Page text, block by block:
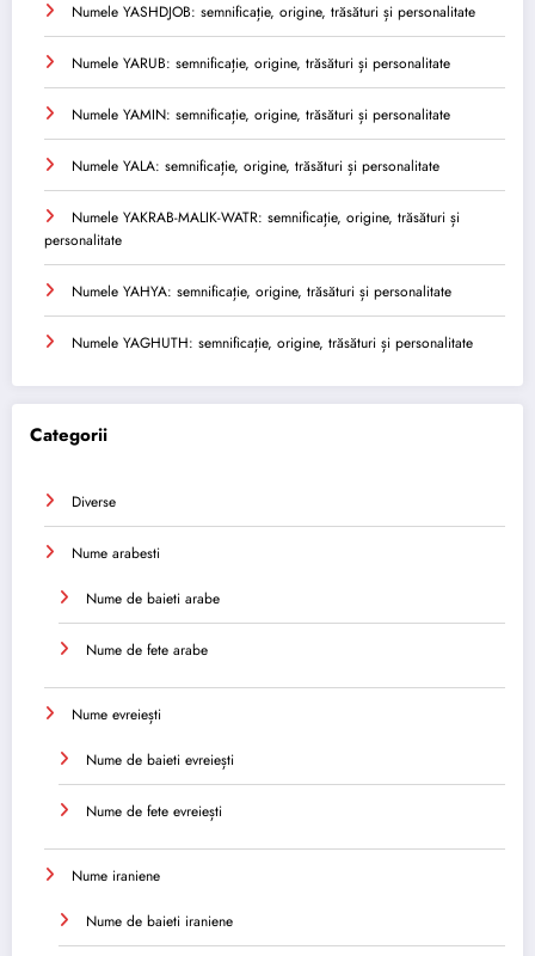
Numele YASHDJOB: semnificație, origine, trăsături și personalitate
Numele YARUB: semnificație, origine, trăsături și personalitate
Numele YAMIN: semnificație, origine, trăsături și personalitate
Numele YALA: semnificație, origine, trăsături și personalitate
Numele YAKRAB-MALIK-WATR: semnificație, origine, trăsături și
personalitate
Numele YAHYA: semnificație, origine, trăsături și personalitate
Numele YAGHUTH: semnificație, origine, trăsături și personalitate
Categorii
Diverse
Nume arabesti
Nume de baieti arabe
Nume de fete arabe
Nume evreiești
Nume de baieti evreiești
Nume de fete evreiești
Nume iraniene
Nume de baieti iraniene